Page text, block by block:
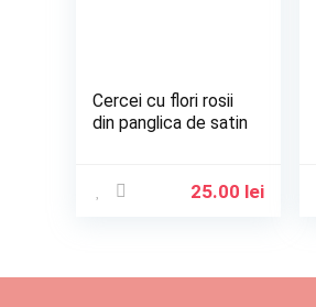
Cercei cu flori rosii
din panglica de satin
25.00 lei